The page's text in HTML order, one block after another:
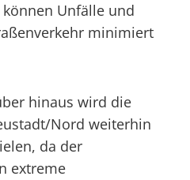
Unfälle und
minimiert
hinaus wird die
Nord weiterhin
da der
extreme